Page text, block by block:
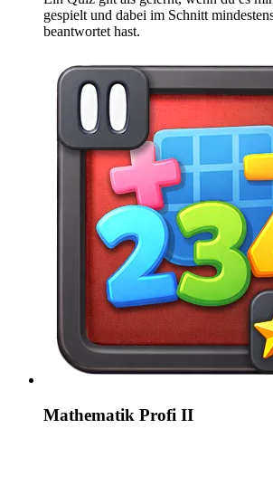
gespielt und dabei im Schnitt
beantwortet hast.
Mathematik Profi II